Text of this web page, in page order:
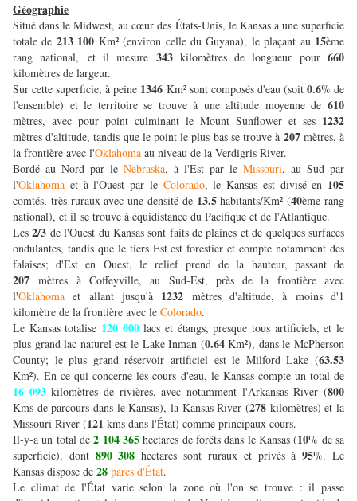
Géographie
Situé dans le Midwest, au cœur des États-Unis, le Kansas a une superficie
totale de 213 100 Km² (environ celle du Guyana), le plaçant au 15ème
rang national, et il mesure 343 kilomètres de longueur pour660
kilomètres de largeur.
Sur cette superficie, à peine 1346 Km² sont composés d'eau (soit 0.6% de
l'ensemble) et le territoire se trouve à une altitude moyenne de 610
mètres, avec pour point culminant le Mount Sunflower et ses 1232
mètres d'altitude, tandis que le point le plus bas se trouve à 207 mètres, à
la frontière avec l'Oklahoma au niveau de la Verdigris River.
Bordé au Nord par le Nebraska, à l'Est par le Missouri, au Sud par
l'Oklahoma et à l'Ouest par le Colorado, le Kansas est divisé en 105
comtés, très ruraux avec une densité de 13.5habitants/Km² (40ème rang
national), et il se trouve à équidistance du Pacifique et de l'Atlantique.
Les2/3 de l'Ouest du Kansas sont faits de plaines et de quelques surfaces
ondulantes, tandis que le tiers Est est forestier et compte notamment des
falaises; d'Est en Ouest, le relief prend de la hauteur, passant de
207mètres à Coffeyville, au Sud-Est, près de la frontière avec
l'Oklahoma et allant jusqu'à 1232 mètres d'altitude, à moins d'1
kilomètre de la frontière avec le Colorado.
Le Kansas totalise 120 000lacs et étangs, presque tous artificiels, et le
plus grand lac naturel est le Lake Inman (0.64Km²), dans le McPherson
County; le plus grand réservoir artificiel est le Milford Lake (63.53
Km²). En ce qui concerne les cours d'eau, le Kansas compte un total de
16 093kilomètres de rivières, avec notamment l'Arkansas River (800
Kms de parcours dans le Kansas), la Kansas River (278 kilomètres) et la
Missouri River (121 kms dans l'État) comme principaux cours.
Il-y-a un total de2 104 365 hectares de forêts dans le Kansas (10% de sa
superficie), dont 890 308 hectares sont ruraux et privés à95%. Le
Kansas dispose de 28 parcs d'État.
Le climat de l'État varie selon la zone où l'on se trouve : il passe